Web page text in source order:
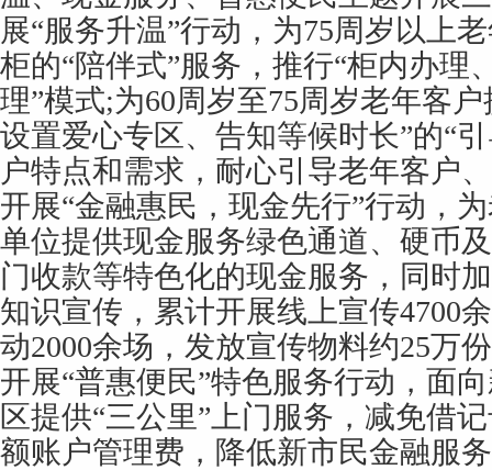
展“服务升温”行动，为75周岁以上
柜的“陪伴式”服务，推行“柜内办理
理”模式;为60周岁至75周岁老年客
设置爱心专区、告知等候时长”的“
户特点和需求，耐心引导老年客户
开展“金融惠民，现金先行”行动，
单位提供现金服务绿色通道、硬币
门收款等特色化的现金服务，同时
知识宣传，累计开展线上宣传4700
动2000余场，发放宣传物料约25万
开展“普惠便民”特色服务行动，面
区提供“三公里”上门服务，减免借
额账户管理费，降低新市民金融服